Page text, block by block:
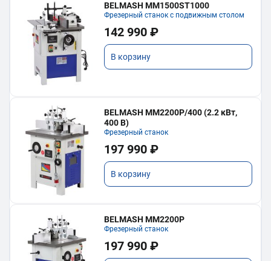
BELMASH MM1500ST1000
Фрезерный станок с подвижным столом
142 990 ₽
В корзину
BELMASH MM2200P/400 (2.2 кВт,
400 В)
Фрезерный станок
197 990 ₽
В корзину
BELMASH MM2200P
Фрезерный станок
197 990 ₽